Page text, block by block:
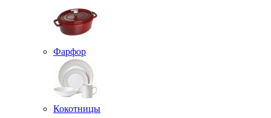
Фарфор
Кокотницы